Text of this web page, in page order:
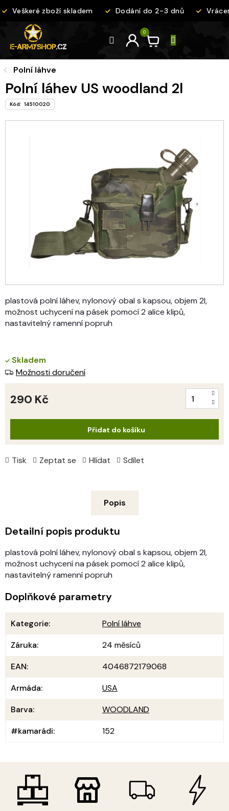
na
Veškeré zboží skladem Dodání do 2-3 dnů
Polní láhve
Polní láhev US woodland 2l
Kód: 14510020
plastová polní láhev, nylonový obal s kapsou, objem 2l,
možnost uchycení na pásek pomocí 2 alice klipů,
nastavitelný ramenní popruh
Tisk Zeptat se Hlídat Sdílet
Skladem
Možnosti doručení
290 Kč
Přidat do košíku
Popis
Detailní popis produktu
plastová polní láhev, nylonový obal s kapsou, objem 2l,
možnost uchycení na pásek pomocí 2 alice klipů,
nastavitelný ramenní popruh
Doplňkové parametry
Kategorie:
Polní láhve
Záruka:
24 měsíců
EAN:
4046872179068
Armáda:
USA
Barva:
WOODLAND
#kamarádi: 152